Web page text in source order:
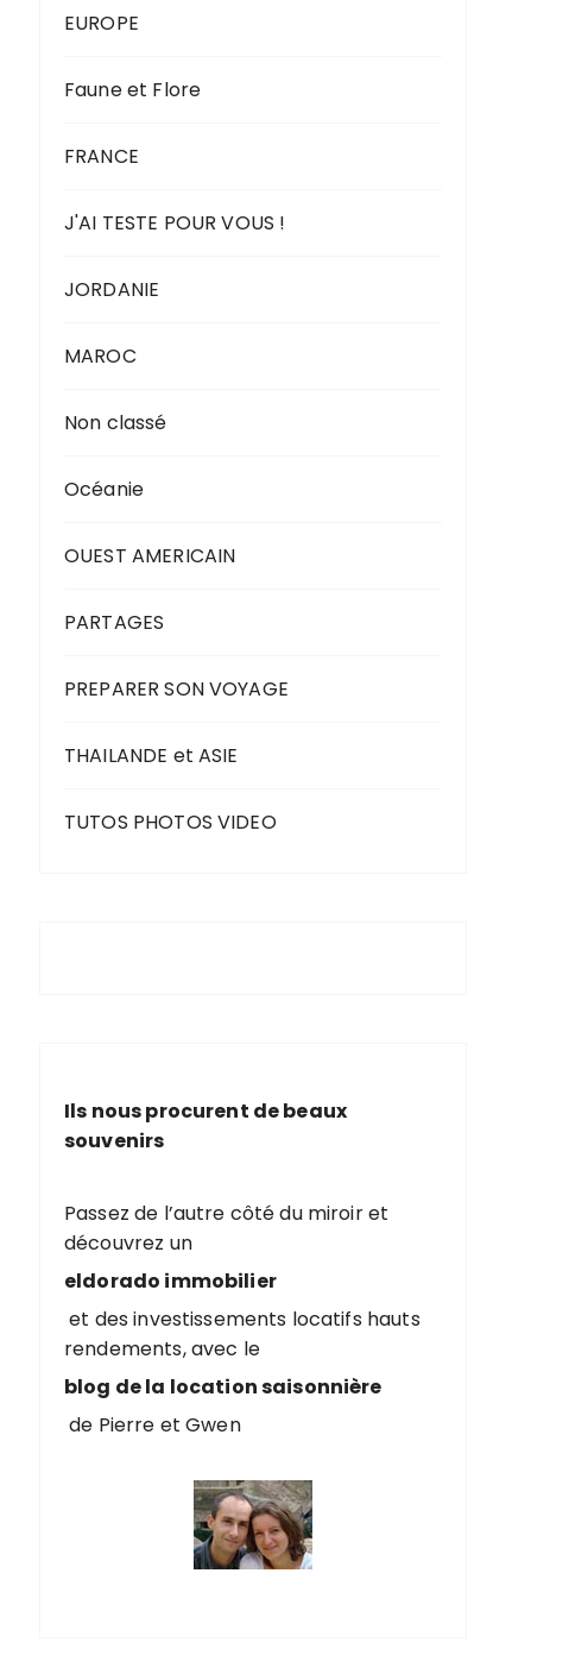
EUROPE
Faune et Flore
FRANCE
J'AI TESTE POUR VOUS !
JORDANIE
MAROC
Non classé
Océanie
OUEST AMERICAIN
PARTAGES
PREPARER SON VOYAGE
THAILANDE et ASIE
TUTOS PHOTOS VIDEO
Ils nous procurent de beaux
souvenirs
Passez de l’autre côté du miroir et
découvrez un
eldorado immobilier
et des investissements locatifs hauts
rendements, avec le
blog de la location saisonnière
de Pierre et Gwen